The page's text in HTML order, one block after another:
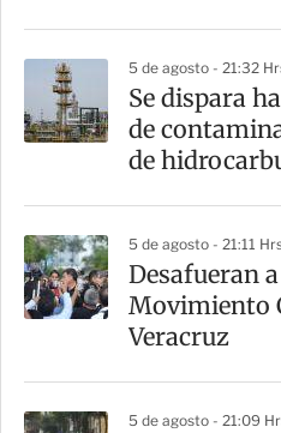
5 de agosto - 21:32
Se dispara
de
de
5 de agosto - 21:11
Desafueran
Movimiento
Veracruz
5 de agosto - 21:09